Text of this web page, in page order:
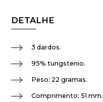
DETALHE
3 dardos.
95% tungstenio.
Peso: 22 gramas.
Comprimento: 51 mm.